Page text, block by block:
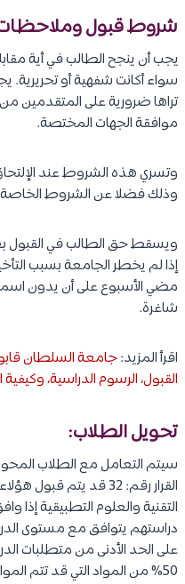
شروط قبول
يجب أن ينجح الطالب في أية
سواء أكانت شفهية أو تحريرية.
تراها ضرورية على المتقدمين
موافقة الجهات المختصة.
وتسري هذه الشروط عند
وذلك فضلا عن الشروط الخاصة
ويسقط حق الطالب في القبول
إذا لم يخطر الجامعة بسبب
مضي الأسبوع على أن يدون
شاغرة.
اقرأ المزيد:جامعة السلطان
القبول، الرسوم الدراسية، وكيفية
تحويل الطلاب:
سيتم التعامل مع الطلاب
القرار رقم: 32 قد يتم
التقنية والعلوم التطبيقية
دراستهم يتوافق مع مستوى
على الحد الأدنى من متطلبات
50% من المواد التي قد تتم الموافقة عليها في الكليات.